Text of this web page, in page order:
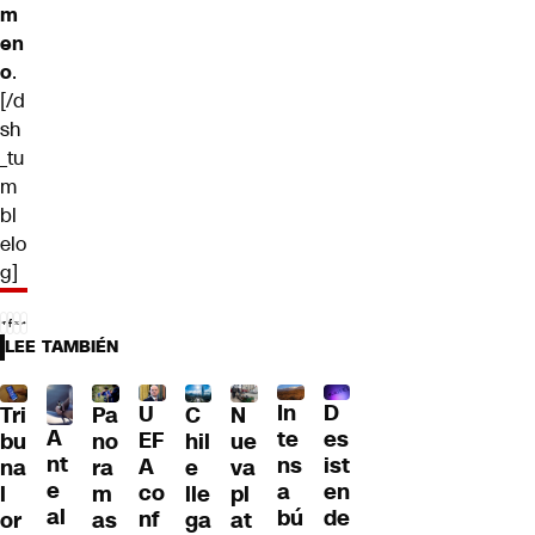
m
en
o.
[/d
sh
_tu
m
bl
elo
g]
LEE TAMBIÉN
Tri
bu
na
l
or
A
nt
e
al
Pa
no
ra
m
as
U
EF
A
co
nf
C
hil
e
lle
ga
N
ue
va
pl
at
In
te
ns
a
bú
D
es
ist
en
de